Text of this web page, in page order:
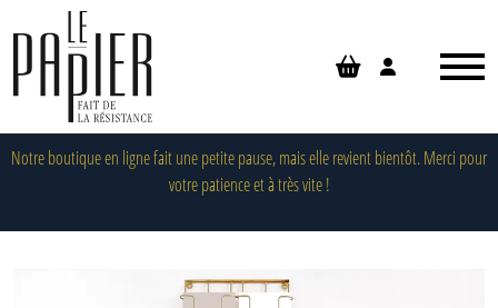
Notre boutique en ligne fait une petite pause, mais elle revient bientôt. Merci pour
votre patience et à très vite !
Panneau de gestion des cookies